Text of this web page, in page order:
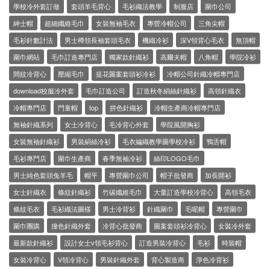
學校冷外套訂做
套頭羊毛背心 毛衫織法教學 制服店
圍巾公司
紳士帽
超細纖維毛巾 女裝無袖毛衣 專營冷帽公司
三角尖帽
毛衫針數計法
男士樽領長袖套頭毛衣 機織冷衫 深V領背心毛衣
無頂帽
圍巾網站
毛巾訂造專門店 獨家款針織衫 高爾夫帽 八角帽
學院冷衫
間紋冷背心
壓縮毛巾 提花圖案套頭衫冷衫
冷帽公司針織冷帽專門店
download校服冷外套
毛巾訂造公司 訂造秋冬絹絲針織衫
高領針織衣
冷帽專門店
門童帽 top 拼色針織衫
冷帽生產商冷帽專門店
無袖針織系列
女士冷背心 毛冷背心外套
學院風開胸衫
女裝無袖針織衫
男裝絹絲冷衫 毛衣編織教學圖學校冷衫
鴨舌帽
毛衫專門店
圍巾生產商 春季無袖冷衫
絲印LOGO毛巾
男士純色套頭兔羊毛
帽平 專營圍巾公司 帽子批發商
加長開衫
女士針織衣
條紋針織衫 竹碳纖維毛巾 大量訂造學校冷背心
高領毛衣
條紋毛衣
毛衫織法圖樣 男士冷背衫 針織圍巾 毛呢帽
專營圍巾
圍巾團購
撞色針織外套 冷背心批發商 圖案套頭衫冷背心
女裝冷外套
最新款針織衫
設計女士v領毛衫背心 訂造男裝冷背心 毛衫
時裝帽
女裝冷背心
V領冷背心 男裝針織外套 背心製造商
淨色冷背衫